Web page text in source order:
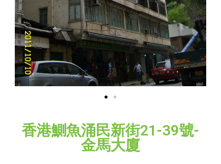
香港鰂魚涌民新街21-39號-
金馬大廈